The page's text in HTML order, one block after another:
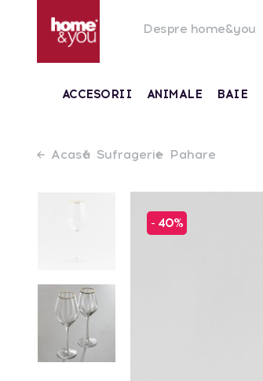
Despre home&you
ACCESORII ANIMALE BAIE
Acasă Sufragerie Pahare
- 40%